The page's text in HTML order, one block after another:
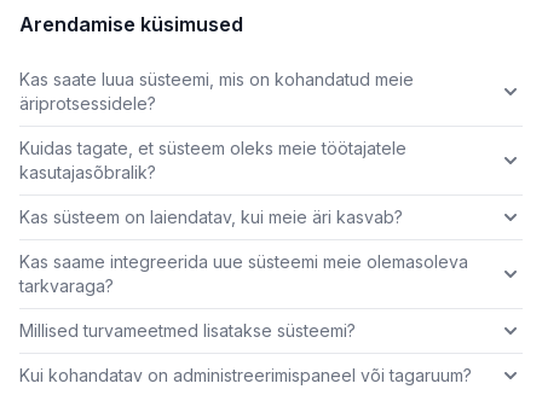
Arendamise küsimused
Kas saate luua süsteemi, mis on kohandatud meie
äriprotsessidele?
Kuidas tagate, et süsteem oleks meie töötajatele
kasutajasõbralik?
Kas süsteem on laiendatav, kui meie äri kasvab?
Kas saame integreerida uue süsteemi meie olemasoleva
tarkvaraga?
Millised turvameetmed lisatakse süsteemi?
Kui kohandatav on administreerimispaneel või tagaruum?